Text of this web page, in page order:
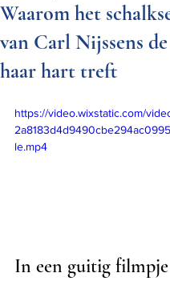
Waarom het
van Carl Nijssens
haar hart treft
https://video.wixstatic.com/
le.mp4
In een guitig